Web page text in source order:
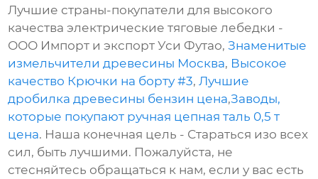
Лучшие страны-покупатели для высокого
качества электрические тяговые лебедки -
ООО Импорт и экспорт Уси Футао,Знаменитые
измельчители древесины Москва, Высокое
качество Крючки на борту #3, Лучшие
дробилка древесины бензин цена,Заводы,
которые покупают ручная цепная таль 0,5 т
цена. Наша конечная цель - Стараться изо всех
сил, быть лучшими. Пожалуйста, не
стесняйтесь обращаться к нам, если у вас есть